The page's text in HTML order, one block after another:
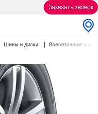
Заказать звонок
Шины и диски Всесезонные